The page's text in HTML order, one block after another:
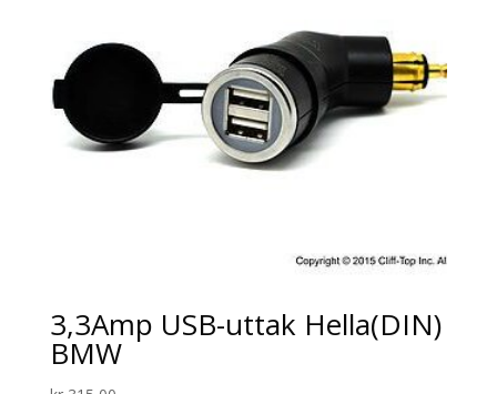
3,3Amp USB-uttak Hella(DIN)
BMW